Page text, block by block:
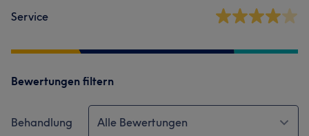
Service
Bewertungen filtern
Behandlung Alle Bewertungen